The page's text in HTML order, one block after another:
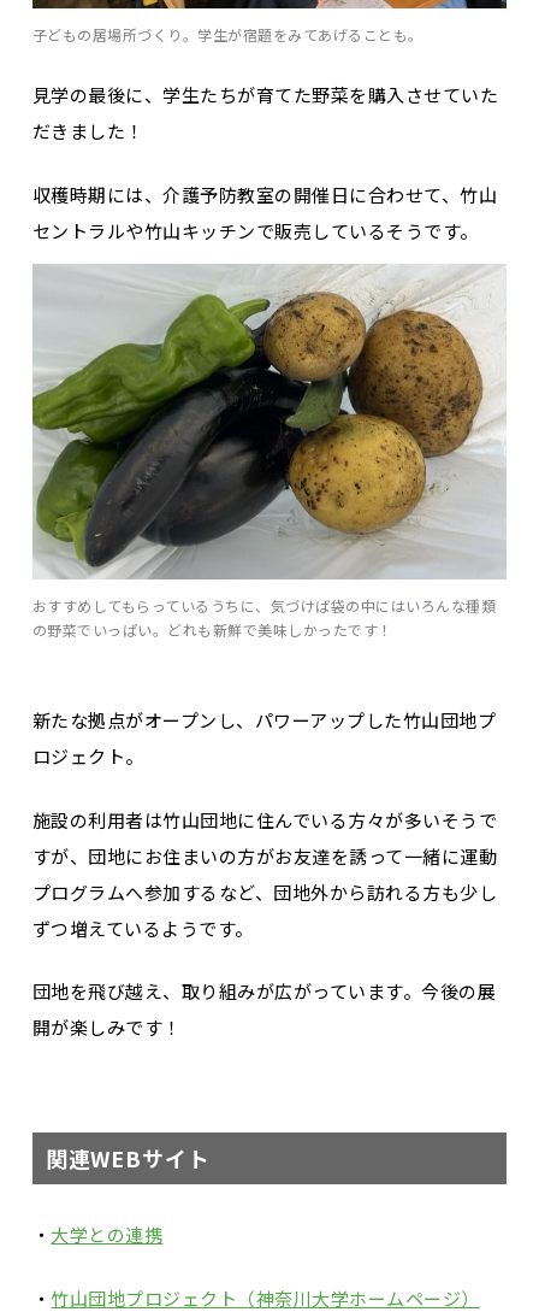
子どもの居場所づくり。学生が宿題をみてあげることも。
見学の最後に、学生たちが育てた野菜を購入させていた
だきました！
収穫時期には、介護予防教室の開催日に合わせて、竹山
セントラルや竹山キッチンで販売しているそうです。
おすすめしてもらっているうちに、気づけば袋の中にはいろんな種類
の野菜でいっぱい。どれも新鮮で美味しかったです！
新たな拠点がオープンし、パワーアップした竹山団地プ
ロジェクト。
施設の利用者は竹山団地に住んでいる方々が多いそうで
すが、団地にお住まいの方がお友達を誘って一緒に運動
プログラムへ参加するなど、団地外から訪れる方も少し
ずつ増えているようです。
団地を飛び越え、取り組みが広がっています。今後の展
開が楽しみです！
関連WEBサイト
・ 大学との連携
・竹山団地プロジェクト（神奈川大学ホームページ）